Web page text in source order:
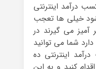
درآمد اینترنتی
خیلی ها تعجب
می گیرند در
شما می توانید
اینترنتی ده